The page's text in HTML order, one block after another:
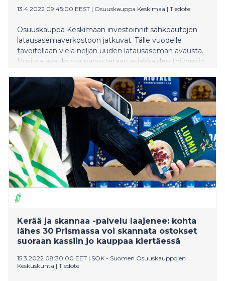
13.4.2022 09:45:00 EEST | Osuuskauppa Keskimaa | Tiedote
Osuuskauppa Keskimaan investoinnit sähköautojen
latausasemaverkostoon jatkuvat. Tälle vuodelle
tavoitellaan vielä neljän uuden latausaseman avausta.
Uusissa avauksissa panostetaan asiakkaiden toivomiin
Kerää ja skannaa -palvelu laajenee: kohta
lähes 30 Prismassa voi skannata ostokset
suoraan kassiin jo kauppaa kiertäessä
15.3.2022 08:30:00 EET | SOK - Suomen Osuuskauppojen
Keskuskunta | Tiedote